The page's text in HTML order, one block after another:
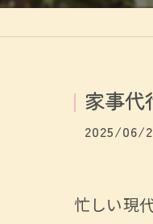
家事代
2025/06/
忙しい現